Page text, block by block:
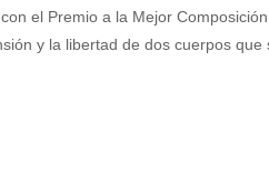
el Premio a la Mejor
y la libertad de dos cuerpos